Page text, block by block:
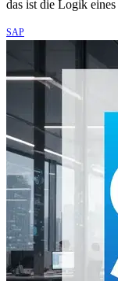
das ist die Logik
SAP